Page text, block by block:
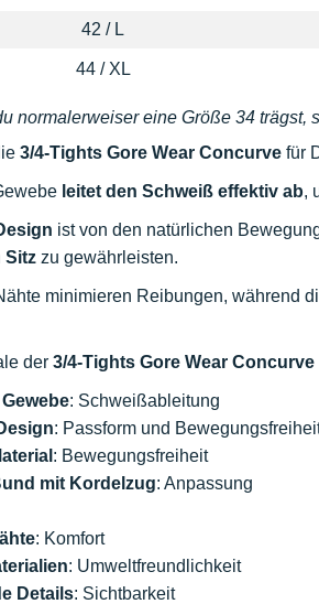
42 / L
44 / XL
normalerweiser eine Größe 34 trägst,
3/4-Tights Gore Wear Concurve für
leitet den Schweiß effektiv ab,
ist von den natürlichen
Sitz zu gewährleisten.
minimieren Reibungen, während
der 3/4-Tights Gore Wear Concurve
: Schweißableitung
: Passform und
: Bewegungsfreiheit
mit Kordelzug: Anpassung
: Komfort
: Umweltfreundlichkeit
Details: Sichtbarkeit